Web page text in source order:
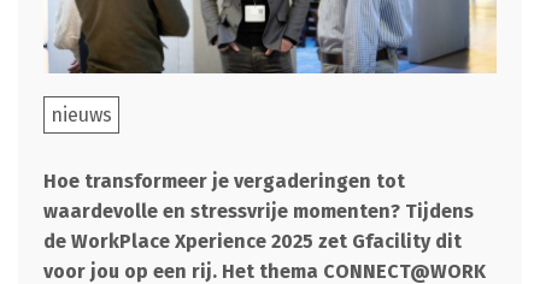
nieuws
Hoe transformeer je vergaderingen tot
waardevolle en stressvrije momenten? Tijdens
de WorkPlace Xperience 2025 zet Gfacility dit
voor jou op een rij. Het thema CONNECT@WORK